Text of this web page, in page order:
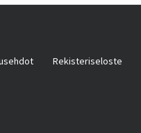
Rekisteriseloste